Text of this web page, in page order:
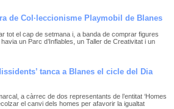
de Col·leccionisme Playmobil de Blanes
tot el cap de setmana i, a banda de comprar figures
un Parc d’Inflables, un Taller de Creativitat i un
tanca a Blanes el cicle del Dia
a càrrec de dos representants de l’entitat ‘Homes
el canvi dels homes per afavorir la igualtat